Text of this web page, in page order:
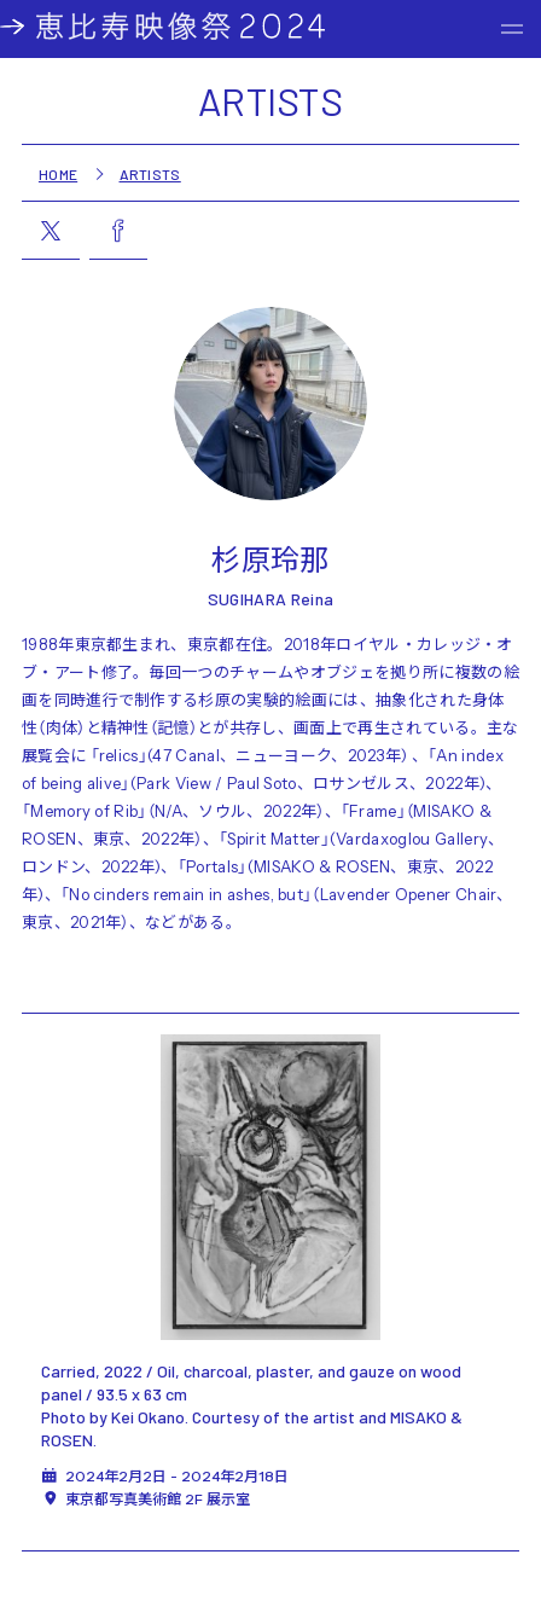
ARTISTS
HOME ARTISTS
杉原玲那
SUGIHARA Reina
1988年東京都生まれ、東京都在住。2018年ロイヤル・カレッジ・オ
ブ・アート修了。毎回一つのチャームやオブジェを拠り所に複数の絵
画を同時進行で制作する杉原の実験的絵画には、抽象化された身体
性（肉体）と精神性（記憶）とが共存し、画面上で再生されている。主な
展覧会に 「relics」(47 Canal、ニューヨーク、2023年) 、「An index
of being alive」(Park View / Paul Soto、ロサンゼルス、2022年)、
「Memory of Rib」（N/A、ソウル、2022年）、「Frame」（MISAKO &
ROSEN、東京、2022年）、「Spirit Matter」(Vardaxoglou Gallery、
ロンドン、2022年)、「Portals」(MISAKO & ROSEN、東京、2022
年)、「No cinders remain in ashes, but」（Lavender Opener Chair、
東京、2021年）、などがある。
Carried, 2022 / Oil, charcoal, plaster, and gauze on wood
panel / 93.5 x 63 cm
Photo by Kei Okano. Courtesy of the artist and MISAKO &
ROSEN.
2024年2月2日 - 2024年2月18日
東京都写真美術館 2F 展示室